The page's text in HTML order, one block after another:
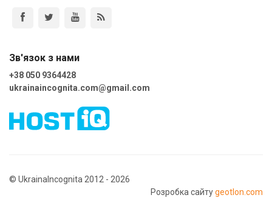
Зв'язок з нами
+38 050 9364428
ukrainaincognita.com@gmail.com
© UkrainaIncognita 2012 - 2026
Розробка сайтуgeotlon.com